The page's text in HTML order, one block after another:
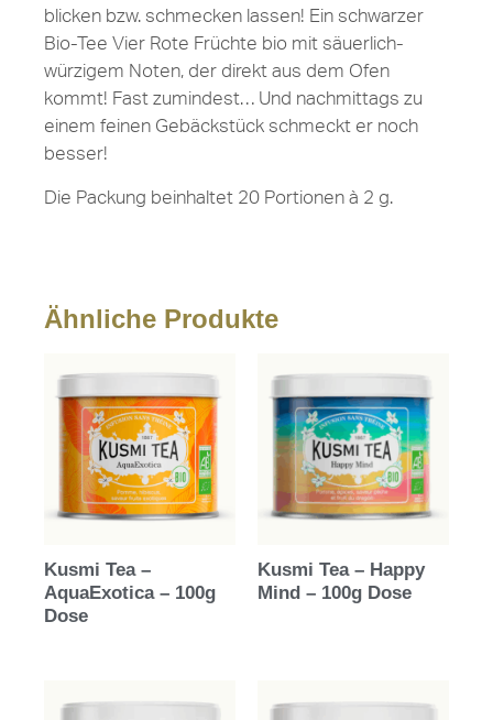
blicken bzw. schmecken lassen! Ein schwarzer
Bio-Tee Vier Rote Früchte bio mit säuerlich-
würzigem Noten, der direkt aus dem Ofen
kommt! Fast zumindest… Und nachmittags zu
einem feinen Gebäckstück schmeckt er noch
besser!
Die Packung beinhaltet 20 Portionen à 2 g.
Ähnliche Produkte
Kusmi Tea –
AquaExotica – 100g
Dose
Kusmi Tea – Happy
Mind – 100g Dose